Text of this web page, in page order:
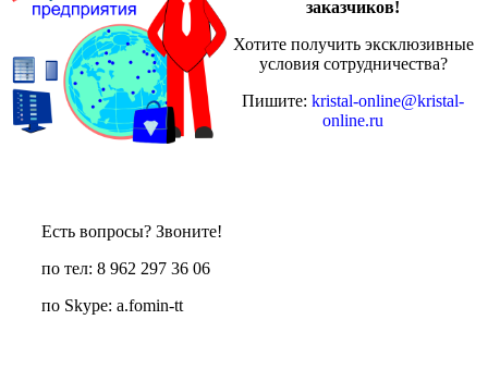
заказчиков!
Хотите получить эксклюзивные
условия сотрудничества?
Пишите: kristal-online@kristal-
online.ru
Есть вопросы? Звоните!
по тел: 8 962 297 36 06
по Skype: a.fomin-tt